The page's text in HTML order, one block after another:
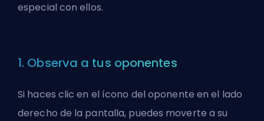
especial con ellos.
1. Observa a tus oponentes
Si haces clic en el ícono del oponente en el lado
derecho de la pantalla, puedes moverte a su